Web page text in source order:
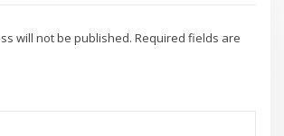
will not be published. Required fields are